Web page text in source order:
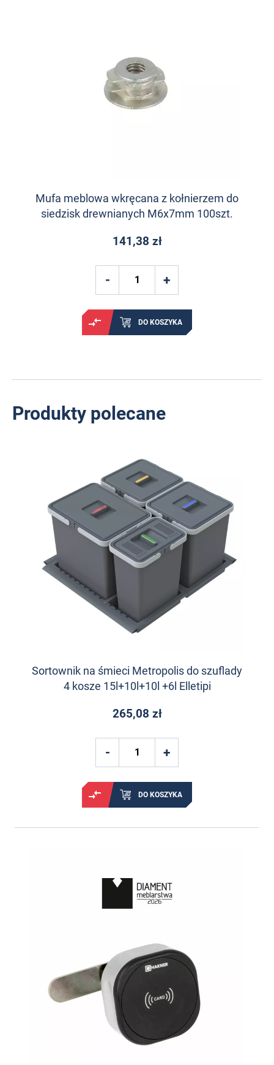
Mufa meblowa wkręcana z kołnierzem do
siedzisk drewnianych M6x7mm 100szt.
141,38 zł
DO KOSZYKA
Produkty polecane
Sortownik na śmieci Metropolis do szuflady
4 kosze 15l+10l+10l +6l Elletipi
265,08 zł
DO KOSZYKA